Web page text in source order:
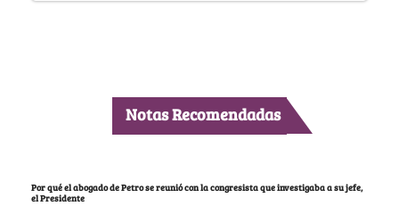
Notas Recomendadas
Por qué el abogado de Petro se reunió con la congresista que investigaba a su jefe,
el Presidente